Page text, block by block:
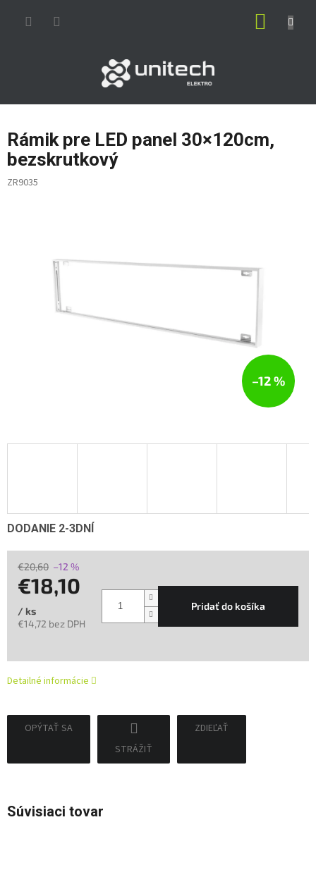
Rámik pre LED panel 30×120cm,
bezskrutkový
ZR9035
–12 %
DODANIE 2-3DNÍ
€20,60 –12 %
€18,10
/ ks
€14,72 bez DPH
Pridať do košíka
Detailné informácie
OPÝTAŤ SA
STRÁŽIŤ
ZDIEĽAŤ
Súvisiaci tovar